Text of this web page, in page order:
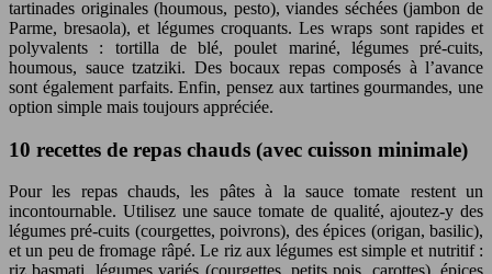
tartinades originales (houmous, pesto), viandes séchées (jambon de
Parme, bresaola), et légumes croquants. Les wraps sont rapides et
polyvalents : tortilla de blé, poulet mariné, légumes pré-cuits,
houmous, sauce tzatziki. Des bocaux repas composés à l’avance
sont également parfaits. Enfin, pensez aux tartines gourmandes, une
option simple mais toujours appréciée.
10 recettes de repas chauds (avec cuisson minimale)
Pour les repas chauds, les pâtes à la sauce tomate restent un
incontournable. Utilisez une sauce tomate de qualité, ajoutez-y des
légumes pré-cuits (courgettes, poivrons), des épices (origan, basilic),
et un peu de fromage râpé. Le riz aux légumes est simple et nutritif :